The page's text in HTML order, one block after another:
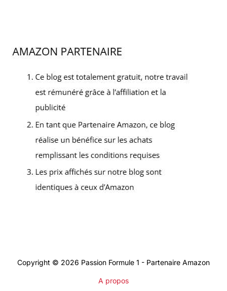
Copyright © 2026 Passion Formule 1 - Partenaire Amazon
A propos